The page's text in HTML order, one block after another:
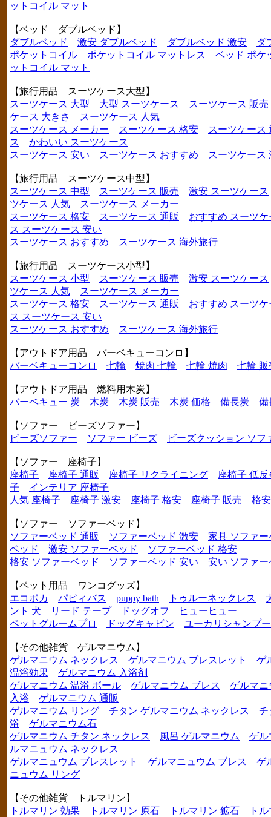
ットコイル マット
【ベッド ダブルベッド】
ダブルベッド
激安 ダブルベッド ダブルベッド 激安
ダ
ポケットコイル
ポケットコイル マットレス
ベッド ポケ
ットコイル マット
【旅行用品 スーツケース大型】
スーツケース 大型
大型 スーツケース
スーツケース 販売
ケース 大きさ
スーツケース 人気
スーツケース メーカー
スーツケース 格安
スーツケース
ス
かわいい スーツケース
スーツケース 安い
スーツケース おすすめ スーツケース
【旅行用品 スーツケース中型】
スーツケース 中型
スーツケース 販売
激安 スーツケース
ツケース 人気
スーツケース メーカー
スーツケース 格安
スーツケース 通販
おすすめ スーツケ
ス スーツケース 安い
スーツケース おすすめ
スーツケース 海外旅行
【旅行用品 スーツケース小型】
スーツケース 小型
スーツケース 販売
激安 スーツケース
ツケース 人気
スーツケース メーカー
スーツケース 格安
スーツケース 通販
おすすめ スーツケ
ス スーツケース 安い
スーツケース おすすめ
スーツケース 海外旅行
【アウトドア用品 バーベキューコンロ】
バーベキューコンロ
七輪 焼肉 七輪 七輪 焼肉 七輪 販
【アウトドア用品 燃料用木炭】
バーベキュー 炭
木炭 木炭 販売 木炭 価格 備長炭 備
【ソファー ビーズソファー】
ビーズソファー
ソファー ビーズ ビーズクッション ソフ
【ソファー 座椅子】
座椅子
座椅子 通販 座椅子 リクライニング
座椅子 低反
子
インテリア 座椅子
人気 座椅子
座椅子 激安 座椅子 格安 座椅子 販売 格
【ソファー ソファーベッド】
ソファーベッド 通販
ソファーベッド 激安
家具 ソファー
ベッド
激安 ソファーベッド
ソファーベッド 格安
格安 ソファーベッド
ソファーベッド 安い 安い ソファー
【ペット用品 ワンコグッズ】
エコポカ
パピィバス puppy bath トゥルーネックレス
ント 犬
リード テープ ドッグオフ
ヒューヒュー
ペットグルームプロ
ドッグキャビン ユーカリシャンプー
【その他雑貨 ゲルマニウム】
ゲルマニウム ネックレス
ゲルマニウム ブレスレット
ゲ
温浴効果
ゲルマニウム 入浴剤
ゲルマニウム 温浴 ボール
ゲルマニウム ブレス
ゲルマニ
入浴
ゲルマニウム 通販
ゲルマニウム リング
チタン ゲルマニウム ネックレス
チ
浴
ゲルマニウム石
ゲルマニウム チタン ネックレス
風呂 ゲルマニウム
ゲル
ルマニュウム ネックレス
ゲルマニュウム ブレスレット
ゲルマニュウム ブレス
ゲ
ニュウム リング
【その他雑貨 トルマリン】
トルマリン 効果
トルマリン 原石 トルマリン 鉱石 ト